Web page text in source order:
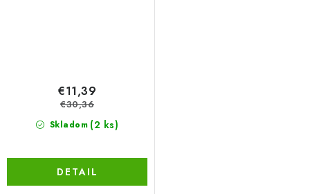
Skladom (2 ks)
€11,39
€30,36
DETAIL